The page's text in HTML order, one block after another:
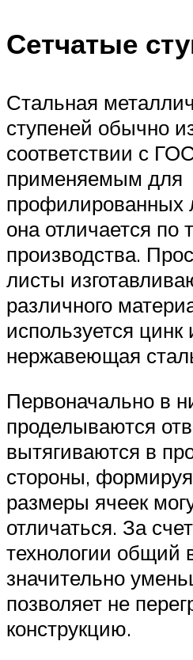
Сетчатые
Стальная
ступеней обычно
соответствии с
применяемым для
профилированных
она отличается по
производства.
листы
различного
используется цинк
нержавеющая
Первоначально в
проделываются
вытягиваются в
стороны,
размеры ячеек
отличаться. За
технологии общий
значительно
позволяет не
конструкцию.